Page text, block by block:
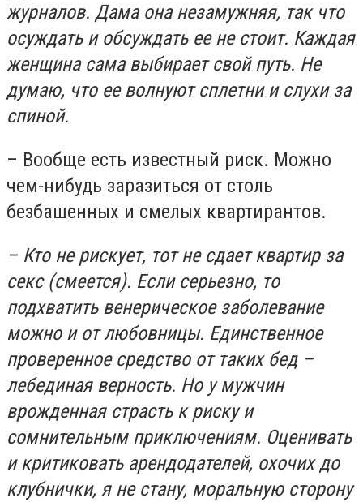
журналов. Дама она незамужняя, так что
осуждать и обсуждать ее не стоит. Каждая
женщина сама выбирает свой путь. Не
думаю, что ее волнуют сплетни и слухи за
спиной.
– Вообще есть известный риск. Можно
чем-нибудь заразиться от столь
безбашенных и смелых квартирантов.
– Кто не рискует, тот не сдает квартир за
секс (смеется). Если серьезно, то
подхватить венерическое заболевание
можно и от любовницы. Единственное
проверенное средство от таких бед –
лебединая верность. Но у мужчин
врожденная страсть к риску и
сомнительным приключениям. Оценивать
и критиковать арендодателей, охочих до
клубнички, я не стану, моральную сторону